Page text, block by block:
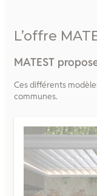
L’offre
MATEST
Ces différents
communes.